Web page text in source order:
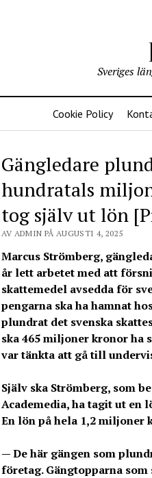
Sveriges
Cookie Policy
Gängledare
hundratals
tog själv ut lön
AV ADMIN PÅ AUGUSTI 4, 2025
Marcus Strömberg,
år lett arbetet med att
skattemedel avsedda för
pengarna ska ha hamnat
plundrat det svenska
ska 465 miljoner kronor ha
var tänkta att gå till
Själv ska Strömberg, som
Academedia, ha tagit ut en
En lön på hela 1,2 miljoner
— De här gängen som
företag. Gängtopparna